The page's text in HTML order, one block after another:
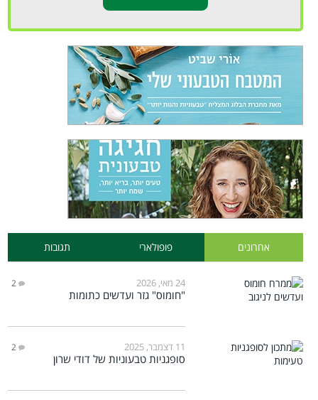
אחרונים פופולארי תגובות
24 מאי, 2026 2
"חומוס" גזר ועדשים כתומות
11 דצמבר, 2025 2
סופגניות טבעוניות של דודי שרון